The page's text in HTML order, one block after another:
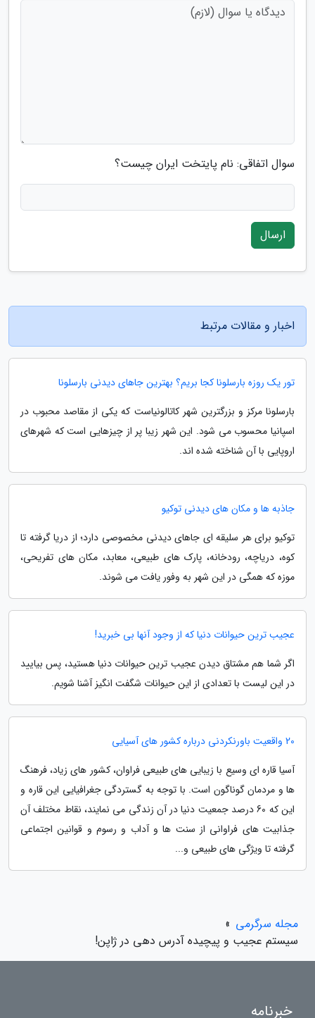
سوال اتفاقی: نام پایتخت ایران چیست؟
ارسال
اخبار و مقالات مرتبط
تور یک روزه بارسلونا کجا بریم؟ بهترین جاهای دیدنی بارسلونا
بارسلونا مرکز و بزرگترین شهر کاتالونیاست که یکی از مقاصد محبوب در
اسپانیا محسوب می شود. این شهر زیبا پر از چیزهایی است که شهرهای
اروپایی با آن شناخته شده اند.
جاذبه ها و مکان های دیدنی توکیو
توکیو برای هر سلیقه ای جاهای دیدنی مخصوصی دارد؛ از دریا گرفته تا
کوه، دریاچه، رودخانه، پارک های طبیعی، معابد، مکان های تفریحی،
موزه که همگی در این شهر به وفور یافت می شوند.
عجیب ترین حیوانات دنیا که از وجود آنها بی خبرید!
اگر شما هم مشتاق دیدن عجیب ترین حیوانات دنیا هستید، پس بیایید
در این لیست با تعدادی از این حیوانات شگفت انگیز آشنا شویم.
20 واقعیت باورنکردنی درباره کشور های آسیایی
آسیا قاره ای وسیع با زیبایی های طبیعی فراوان، کشور های زیاد، فرهنگ
ها و مردمان گوناگون است. با توجه به گستردگی جغرافیایی این قاره و
این که 60 درصد جمعیت دنیا در آن زندگی می نمایند، نقاط مختلف آن
جذابیت های فراوانی از سنت ها و آداب و رسوم و قوانین اجتماعی
گرفته تا ویژگی های طبیعی و...
مجله سرگرمی »
سیستم عجیب و پیچیده آدرس دهی در ژاپن!
خبرنامه